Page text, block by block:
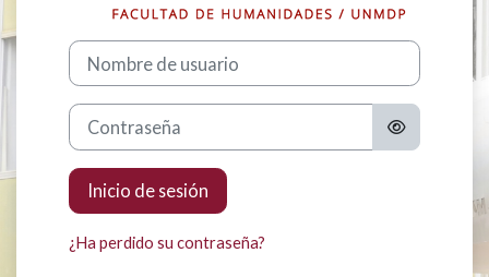
Nombre de usuario
Contraseña
Inicio de sesión
¿Ha perdido su contraseña?